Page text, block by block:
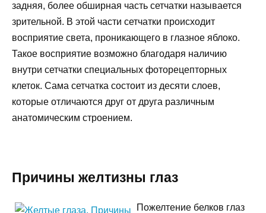
задняя, более обширная часть сетчатки называется
зрительной. В этой части сетчатки происходит
восприятие света, проникающего в глазное яблоко.
Такое восприятие возможно благодаря наличию
внутри сетчатки специальных фоторецепторных
клеток. Сама сетчатка состоит из десяти слоев,
которые отличаются друг от друга различным
анатомическим строением.
Причины желтизны глаз
Пожелтение белков глаз